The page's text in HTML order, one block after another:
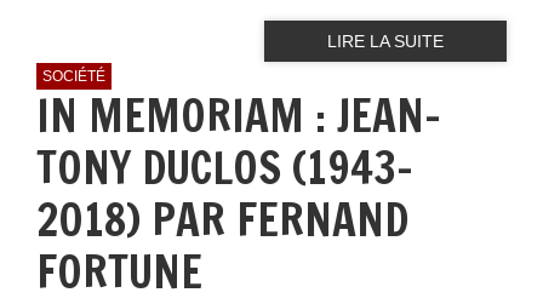
LIRE LA SUITE
SOCIÉTÉ
IN MEMORIAM : JEAN-
TONY DUCLOS (1943-
2018) PAR FERNAND
FORTUNE